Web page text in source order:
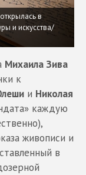
в
и искусства/
Михаила Зива
к
и Николая
каждую
живописи и
в